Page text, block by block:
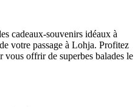
cadeaux-souvenirs idéaux à
votre passage à Lohja. Profitez
vous offrir de superbes balades le